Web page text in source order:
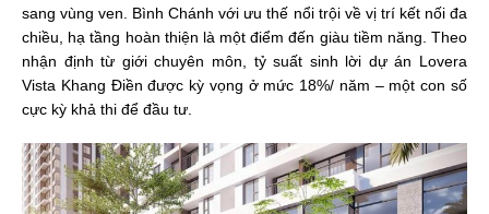
sang vùng ven. Bình Chánh với ưu thế nổi trội về vị trí kết nối đa
chiều, hạ tầng hoàn thiện là một điểm đến giàu tiềm năng. Theo
nhận định từ giới chuyên môn, tỷ suất sinh lời dự án Lovera
Vista Khang Điền được kỳ vọng ở mức 18%/ năm – một con số
cực kỳ khả thi để đầu tư.